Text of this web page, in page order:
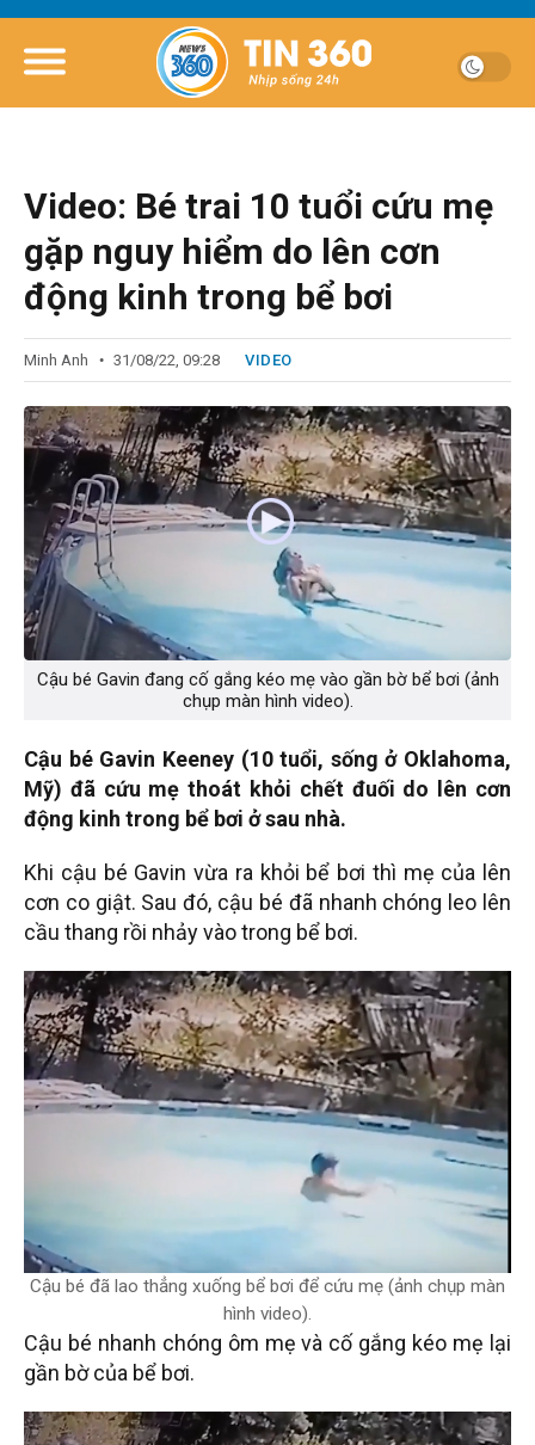
Video: Bé trai 10 tuổi cứu mẹ
gặp nguy hiểm do lên cơn
động kinh trong bể bơi
Minh Anh 31/08/22, 09:28 VIDEO
Cậu bé Gavin đang cố gắng kéo mẹ vào gần bờ bể bơi (ảnh
chụp màn hình video).
Cậu bé Gavin Keeney (10 tuổi, sống ở Oklahoma,
Mỹ) đã cứu mẹ thoát khỏi chết đuối do lên cơn
động kinh trong bể bơi ở sau nhà.
Khi cậu bé Gavin vừa ra khỏi bể bơi thì mẹ của lên
cơn co giật. Sau đó, cậu bé đã nhanh chóng leo lên
cầu thang rồi nhảy vào trong bể bơi.
Cậu bé đã lao thẳng xuống bể bơi để cứu mẹ (ảnh chụp màn
hình video).
Cậu bé nhanh chóng ôm mẹ và cố gắng kéo mẹ lại
gần bờ của bể bơi.